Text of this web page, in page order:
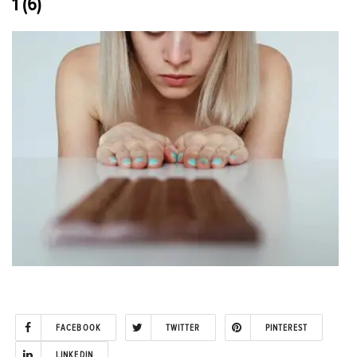
1 (6)
FACEBOOK TWITTER PINTEREST
LINKEDIN